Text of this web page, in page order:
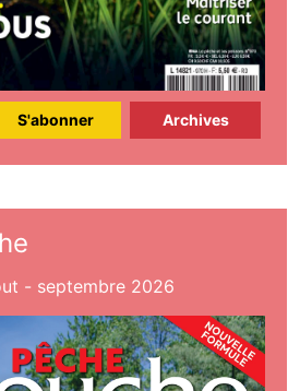
S'abonner Archives
- septembre 2026